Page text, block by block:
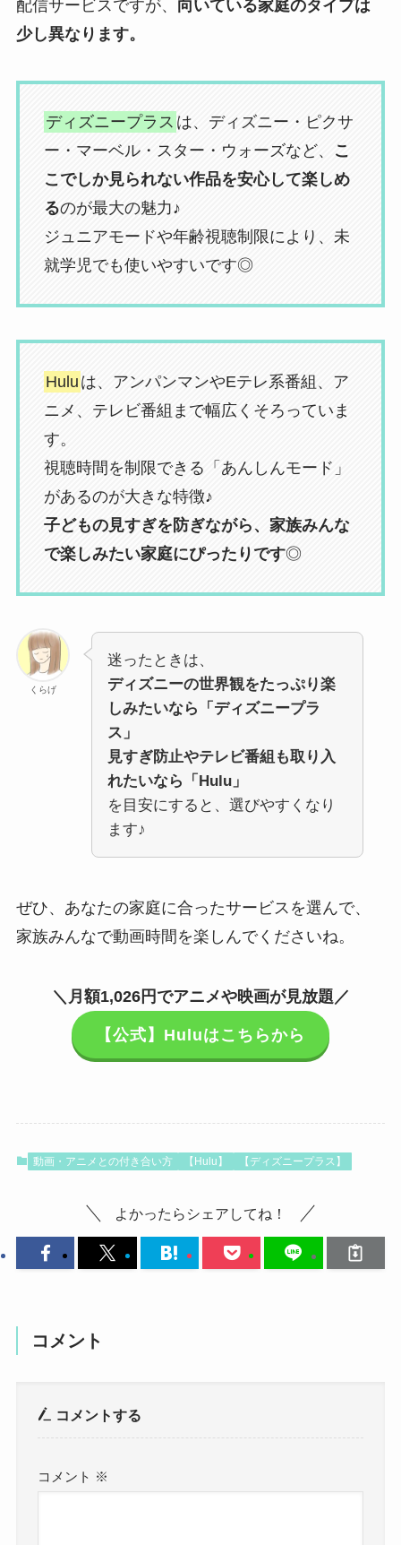
配信サービスですが、 向いている家庭のタイプは
少し異なります。
ディズニープラス は、ディズニー・ピクサ
ー・マーベル・スター・ウォーズなど、
こ
こでしか見られない作品を安心して楽しめ
るのが最大の魅力♪
ジュニアモードや年齢視聴制限により、未
就学児でも使いやすいです◎
Hulu は、アンパンマンやEテレ系番組、ア
ニメ、テレビ番組まで幅広くそろっていま
す。
視聴時間を制限できる「あんしんモード」
があるのが大きな特徴♪
子どもの見すぎを防ぎながら、家族みんな
で楽しみたい家庭にぴったりです◎
くらげ
迷ったときは、
ディズニーの世界観をたっぷり楽
しみたいなら「ディズニープラ
ス」
見すぎ防止やテレビ番組も取り入
れたいなら「Hulu」
を目安にすると、選びやすくなり
ます♪
ぜひ、あなたの家庭に合ったサービスを選んで、
家族みんなで動画時間を楽しんでくださいね。
＼月額1,026円でアニメや映画が見放題／
【公式】Huluはこちらから
動画・アニメとの付き合い方 【Hulu】 【ディズニープラス】
よかったらシェアしてね！
コメント
コメントする
コメント ※